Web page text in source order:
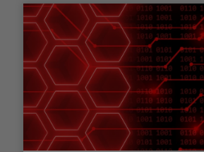
El acceso a tus sistemas ya
quién entra
A medida que crece el número
aumenta la complejidad para los
identidades sin añadir más